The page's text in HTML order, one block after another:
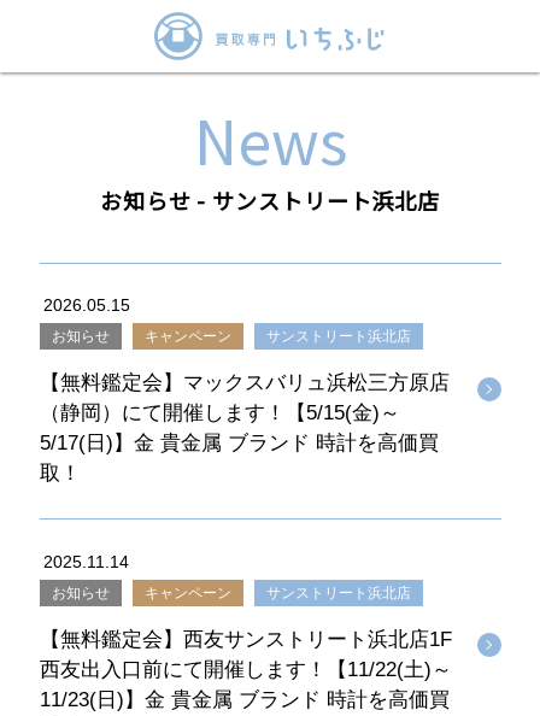
News
お知らせ - サンストリート浜北店
2026.05.15
お知らせ キャンペーン サンストリート浜北店
【無料鑑定会】マックスバリュ浜松三方原店
（静岡）にて開催します！【5/15(金)～
5/17(日)】金 貴金属 ブランド 時計を高価買
取！
2025.11.14
お知らせ キャンペーン サンストリート浜北店
【無料鑑定会】西友サンストリート浜北店1F
西友出入口前にて開催します！【11/22(土)～
11/23(日)】金 貴金属 ブランド 時計を高価買